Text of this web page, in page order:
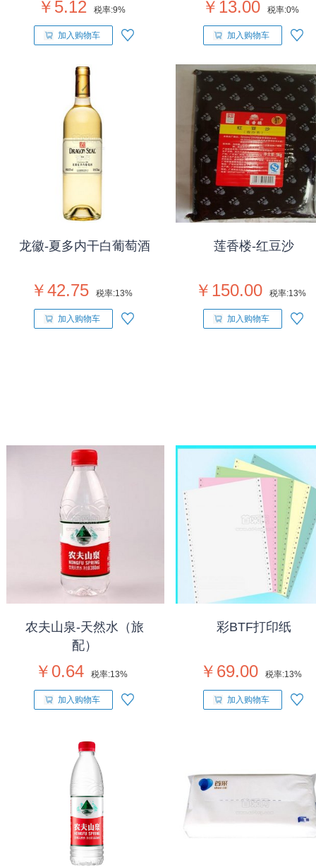
￥5.12 税率:9%
加入购物车
￥13.00 税率:0%
加入购物车
龙徽-夏多内干白葡萄酒
￥42.75 税率:13%
加入购物车
莲香楼-红豆沙
￥150.00 税率:13%
加入购物车
农夫山泉-天然水（旅
配）
￥0.64 税率:13%
加入购物车
彩BTF打印纸
￥69.00 税率:13%
加入购物车